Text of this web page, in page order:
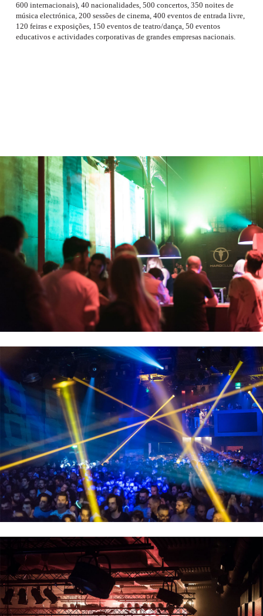
600 internacionais), 40 nacionalidades, 500 concertos, 350 noites de
música electrónica, 200 sessões de cinema, 400 eventos de entrada livre,
120 feiras e exposições, 150 eventos de teatro/dança, 50 eventos
educativos e actividades corporativas de grandes empresas nacionais.